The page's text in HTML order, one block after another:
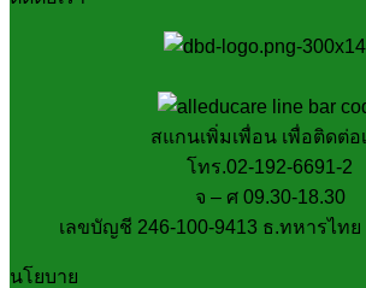
สแกนเพิ่มเพื่อน เพื่อติดต่อ
โทร.02-192-6691-2
จ – ศ 09.30-18.30
เลขบัญชี 246-100-9413 ธ.ทหารไท
นโยบาย